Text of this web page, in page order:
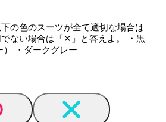
の色のスーツが全て適切な場合は
でない場合は「✕」と答えよ。 ・黒
・ダークグレー